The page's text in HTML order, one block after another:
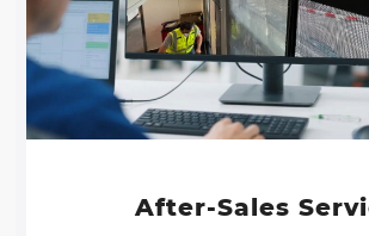
After-Sales